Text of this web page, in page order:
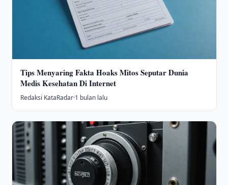
Tips Menyaring Fakta Hoaks Mitos Seputar Dunia
Medis Kesehatan Di Internet
Redaksi KataRadar·1 bulan lalu